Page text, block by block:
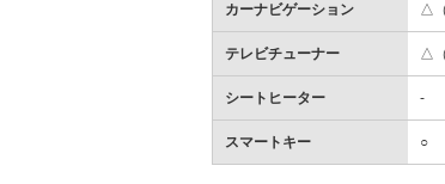
カーナビゲーション △
テレビチューナー △
シートヒーター -
スマートキー ○